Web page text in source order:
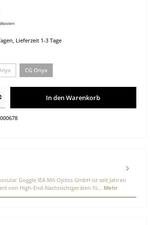
Lieferzeit 1-3 Tage
CG Onyx
In den Warenkorb
Goggle IEA Mil-Optics GmbH ist seit Jahren
von High-End-Nachtsichtgeräten fü… Mehr